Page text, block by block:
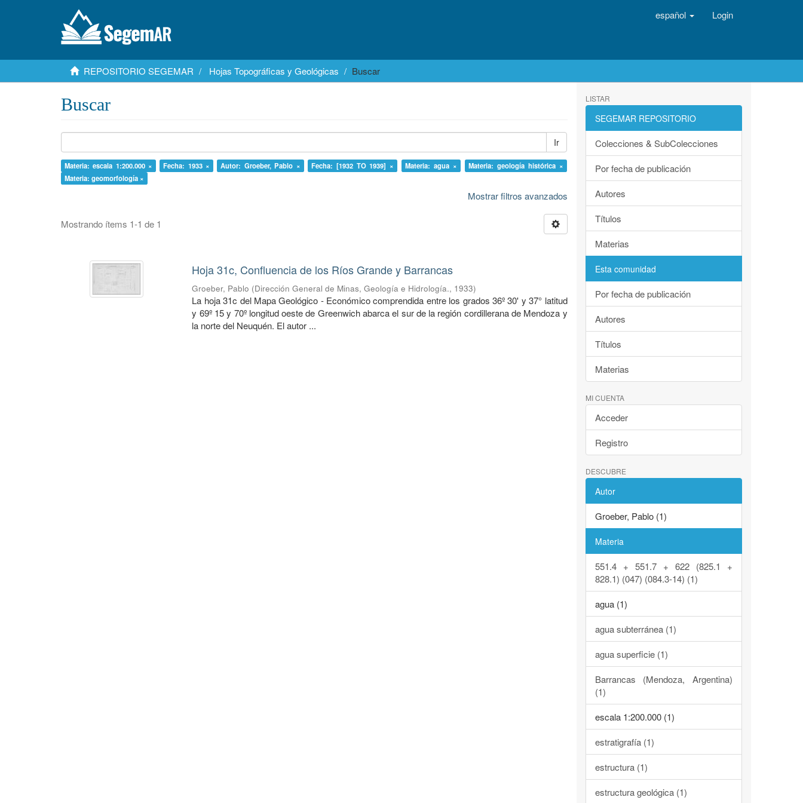
español Login
REPOSITORIO SEGEMAR Hojas Topográficas y Geológicas Buscar
Buscar
Ir
Materia: escala 1:200.000 × Fecha: 1933 × Autor: Groeber, Pablo × Fecha: [1932 TO 1939] × Materia: agua ×
Materia: geología histórica ×
Materia: geomorfología ×
Mostrar filtros avanzados
Mostrando ítems 1-1 de 1
Hoja 31c, Confluencia de los Ríos Grande y Barrancas
Groeber, Pablo (Dirección General de Minas, Geología e Hidrología., 1933)
La hoja 31c del Mapa Geológico - Económico comprendida entre los grados 36º 30' y 37° latitud
y 69º 15 y 70º longitud oeste de Greenwich abarca el sur de la región cordillerana de Mendoza y
la norte del Neuquén. El autor ...
LISTAR
SEGEMAR REPOSITORIO
Colecciones & SubColecciones
Por fecha de publicación
Autores
Títulos
Materias
Esta comunidad
Por fecha de publicación
Autores
Títulos
Materias
MI CUENTA
Acceder
Registro
DESCUBRE
Autor
Groeber, Pablo (1)
Materia
551.4 + 551.7 + 622 (825.1 +
828.1) (047) (084.3-14) (1)
agua (1)
agua subterránea (1)
agua superficie (1)
Barrancas (Mendoza, Argentina)
(1)
escala 1:200.000 (1)
estratigrafía (1)
estructura (1)
estructura geológica (1)